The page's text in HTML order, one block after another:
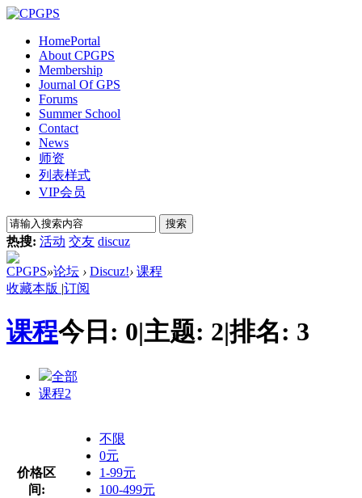
HomePortal
About CPGPS
Membership
Journal Of GPS
Forums
Summer School
Contact
News
师资
列表样式
VIP会员
搜索
热搜: 活动 交友 discuz
CPGPS»论坛 › Discuz!› 课程
收藏本版 |订阅
课程今日: 0|主题: 2|排名: 3
全部
课程2
价格区
间:
不限
0元
1-99元
100-499元